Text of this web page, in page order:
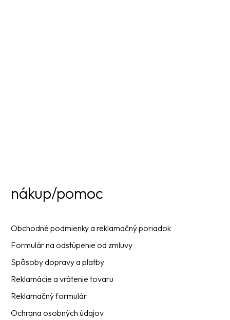
nákup/pomoc
Obchodné podmienky a reklamačný poriadok
Formulár na odstúpenie od zmluvy
Spôsoby dopravy a platby
Reklamácie a vrátenie tovaru
Reklamačný formulár
Ochrana osobných údajov